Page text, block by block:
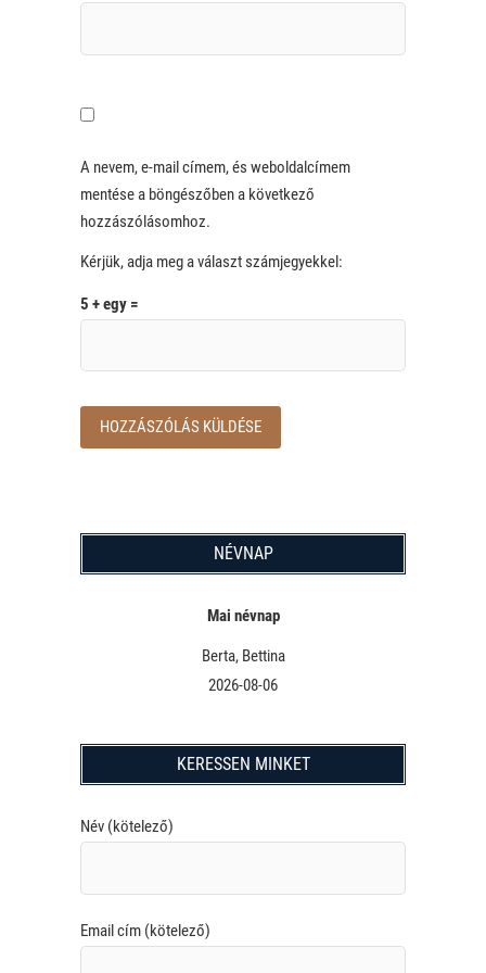
A nevem, e-mail címem, és weboldalcímem
mentése a böngészőben a következő
hozzászólásomhoz.
Kérjük, adja meg a választ számjegyekkel:
5 + egy =
NÉVNAP
Mai névnap
Berta, Bettina
2026-08-06
KERESSEN MINKET
Név (kötelező)
Email cím (kötelező)